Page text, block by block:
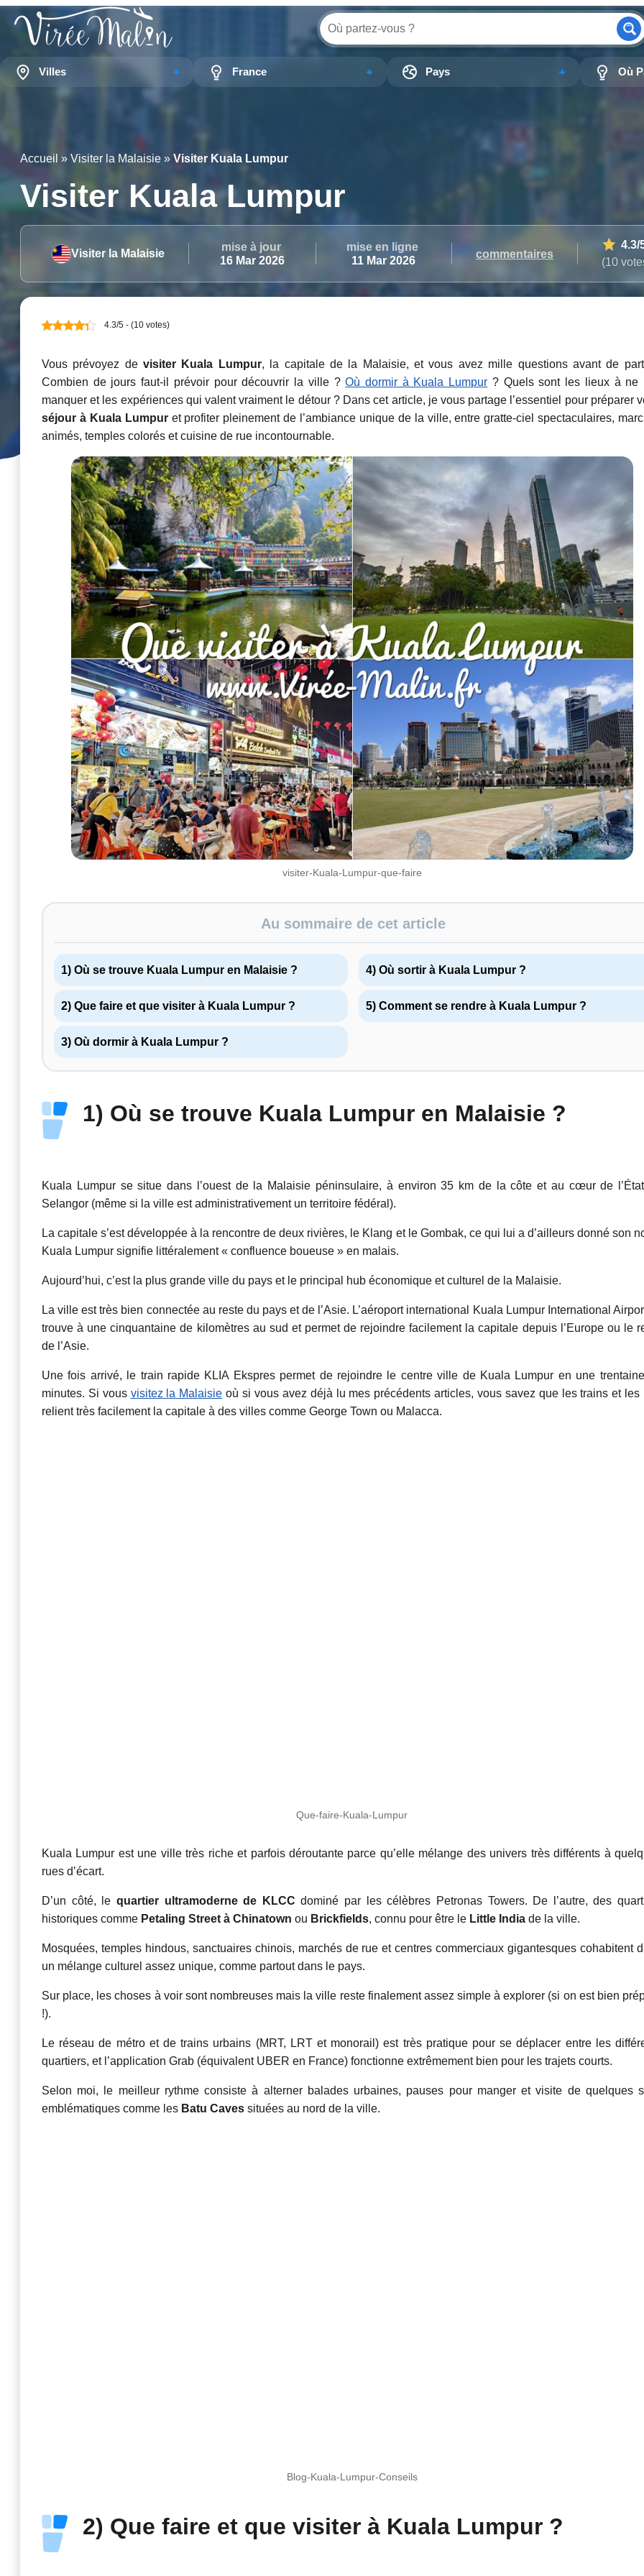
Villes France Pays Où
Accueil » Visiter la Malaisie » Visiter Kuala Lumpur
Visiter Kuala Lumpur
Visiter la Malaisie
mise à jour
16 Mar 2026
mise en ligne
11 Mar 2026
commentaires
4.3/
(10
4.3/5 - (10 votes)
Vous prévoyez devisiter Kuala Lumpur, la capitale de la Malaisie, et vous avez mille questions avant de
Combien de jours faut-il prévoir pour découvrir la ville ?Où dormir à Kuala Lumpur ? Quels sont les lieux à ne
manquer et les expériences qui valent vraiment le détour ? Dans cet article, je vous partage l’essentiel pour préparer
séjour à Kuala Lumpuret profiter pleinement de l’ambiance unique de la ville, entre gratte-ciel spectaculaires,
animés, temples colorés et cuisine de rue incontournable.
visiter-Kuala-Lumpur-que-faire
Au sommaire de cet article
1) Où se trouve Kuala Lumpur en Malaisie ?
2) Que faire et que visiter à Kuala Lumpur ?
3) Où dormir à Kuala Lumpur ?
4) Où sortir à Kuala Lumpur ?
5) Comment se rendre à Kuala Lumpur ?
1) Où se trouve Kuala Lumpur en Malaisie ?
Kuala Lumpur se situe dans l’ouest de la Malaisie péninsulaire, à environ 35 km de la côte et au cœur de
Selangor (même si la ville est administrativement un territoire fédéral).
La capitale s’est développée à la rencontre de deux rivières, le Klang et le Gombak, ce qui lui a d’ailleurs donné son
Kuala Lumpur signifie littéralement « confluence boueuse » en malais.
Aujourd’hui, c’est la plus grande ville du pays et le principal hub économique et culturel de la Malaisie.
La ville est très bien connectée au reste du pays et de l’Asie. L’aéroport international Kuala Lumpur International
trouve à une cinquantaine de kilomètres au sud et permet de rejoindre facilement la capitale depuis l’Europe ou le
de l’Asie.
Une fois arrivé, le train rapide KLIA Ekspres permet de rejoindre le centre ville de Kuala Lumpur en une
minutes. Si vous visitez la Malaisie où si vous avez déjà lu mes précédents articles, vous savez que les trains et les
relient très facilement la capitale à des villes comme George Town ou Malacca.
Que-faire-Kuala-Lumpur
Kuala Lumpur est une ville très riche et parfois déroutante parce qu’elle mélange des univers très différents à
rues d’écart.
D’un côté, le quartier ultramoderne de KLCC dominé par les célèbres Petronas Towers. De l’autre, des
historiques comme Petaling Street à Chinatown ou Brickfields, connu pour être le Little India de la ville.
Mosquées, temples hindous, sanctuaires chinois, marchés de rue et centres commerciaux gigantesques cohabitent
un mélange culturel assez unique, comme partout dans le pays.
Sur place, les choses à voir sont nombreuses mais la ville reste finalement assez simple à explorer (si on est bien
!).
Le réseau de métro et de trains urbains (MRT, LRT et monorail) est très pratique pour se déplacer entre les
quartiers, et l’application Grab (équivalent UBER en France) fonctionne extrêmement bien pour les trajets courts.
Selon moi, le meilleur rythme consiste à alterner balades urbaines, pauses pour manger et visite de quelques
emblématiques comme les Batu Caves situées au nord de la ville.
Blog-Kuala-Lumpur-Conseils
2) Que faire et que visiter à Kuala Lumpur ?